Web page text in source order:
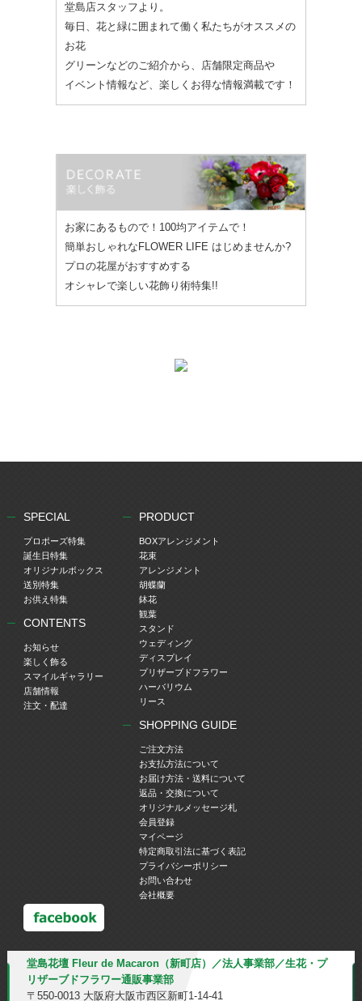
堂島店スタッフより。
毎日、花と緑に囲まれて働く私たちがオススメの
お花
グリーンなどのご紹介から、店舗限定商品や
イベント情報など、楽しくお得な情報満載です！
お家にあるもので！100均アイテムで！
簡単おしゃれなFLOWER LIFE はじめませんか?
プロの花屋がおすすめする
オシャレで楽しい花飾り術特集!!
SPECIAL
プロポーズ特集
誕生日特集
オリジナルボックス
送別特集
お供え特集
CONTENTS
お知らせ
楽しく飾る
スマイルギャラリー
店舗情報
注文・配達
PRODUCT
BOXアレンジメント
花束
アレンジメント
胡蝶蘭
鉢花
観葉
スタンド
ウェディング
ディスプレイ
プリザーブドフラワー
ハーバリウム
リース
SHOPPING GUIDE
ご注文方法
お支払方法について
お届け方法・送料について
返品・交換について
オリジナルメッセージ札
会員登録
マイページ
特定商取引法に基づく表記
プライバシーポリシー
お問い合わせ
会社概要
堂島花壇 Fleur de Macaron（新町店）／法人事業部／生花・プ
リザーブドフラワー通販事業部
〒550-0013 大阪府大阪市西区新町1-14-41